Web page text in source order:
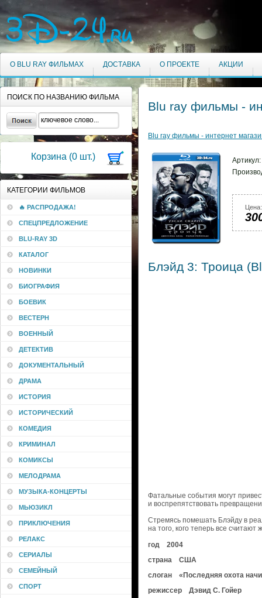
О BLU RAY ФИЛЬМАХ ДОСТАВКА О ПРОЕКТЕ АКЦИИ
ПОИСК ПО НАЗВАНИЮ ФИЛЬМА
Корзина (0 шт.)
КАТЕГОРИИ ФИЛЬМОВ
🔥 РАСПРОДАЖА!
СПЕЦПРЕДЛОЖЕНИЕ
BLU-RAY 3D
КАТАЛОГ
НОВИНКИ
БИОГРАФИЯ
БОЕВИК
ВЕСТЕРН
ВОЕННЫЙ
ДЕТЕКТИВ
ДОКУМЕНТАЛЬНЫЙ
ДРАМА
ИСТОРИЯ
ИСТОРИЧЕСКИЙ
КОМЕДИЯ
КРИМИНАЛ
КОМИКСЫ
МЕЛОДРАМА
МУЗЫКА-КОНЦЕРТЫ
МЬЮЗИКЛ
ПРИКЛЮЧЕНИЯ
РЕЛАКС
СЕРИАЛЫ
СЕМЕЙНЫЙ
СПОРТ
Blu ray фильмы -
Blu ray фильмы - интернет
Артикул:
Цена:
Блэйд 3: Троица
Фатальные события могут
и воспрепятствовать
Стремясь помешать Блэйду в
на того, кого теперь все считают
год 2004
страна США
слоган «Последняя охота
режиссер Дэвид С. Гойер